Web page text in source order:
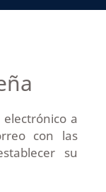
a
con las
su